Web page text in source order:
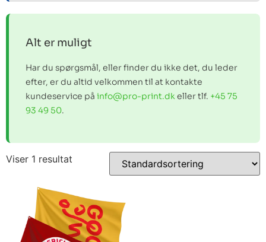
Alt er muligt
Har du spørgsmål, eller finder du ikke det, du leder
efter, er du altid velkommen til at kontakte
kundeservice på info@pro-print.dkeller tlf. +45 75
93 49 50.
Viser 1 resultat